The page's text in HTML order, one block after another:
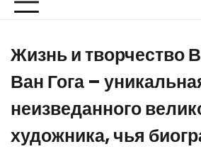
Жизнь и творчество
Ван Гога –
неизведанного
художника, чья